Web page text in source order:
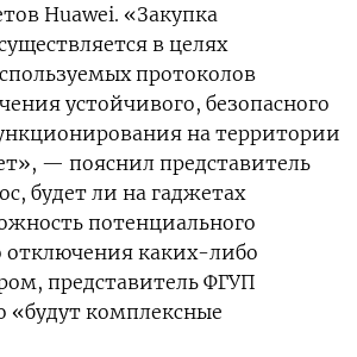
Huawei. «Закупка
в целях
протоколов
устойчивого, безопасного
на территории
— пояснил представитель
будет ли на гаджетах
потенциального
отключения каких-либо
представитель ФГУП
«будут комплексные